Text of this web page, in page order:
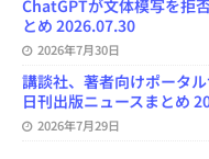
ChatGPTが文体模写を拒
とめ 2026.07.30
2026年7月30日
講談社、著者向けポータ
日刊出版ニュースまとめ
2026年7月29日